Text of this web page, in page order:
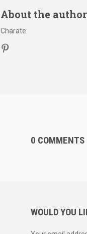
About the author
Charate:
0 COMMENTS
WOULD YOU